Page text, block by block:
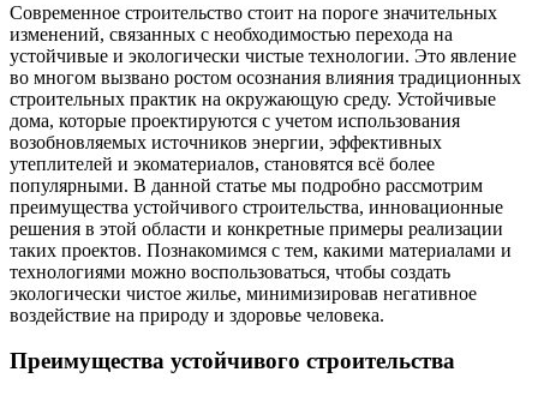
Современное строительство стоит на пороге значительных
изменений, связанных с необходимостью перехода на
устойчивые и экологически чистые технологии. Это явление
во многом вызвано ростом осознания влияния традиционных
строительных практик на окружающую среду. Устойчивые
дома, которые проектируются с учетом использования
возобновляемых источников энергии, эффективных
утеплителей и экоматериалов, становятся всё более
популярными. В данной статье мы подробно рассмотрим
преимущества устойчивого строительства, инновационные
решения в этой области и конкретные примеры реализации
таких проектов. Познакомимся с тем, какими материалами и
технологиями можно воспользоваться, чтобы создать
экологически чистое жилье, минимизировав негативное
воздействие на природу и здоровье человека.
Преимущества устойчивого строительства